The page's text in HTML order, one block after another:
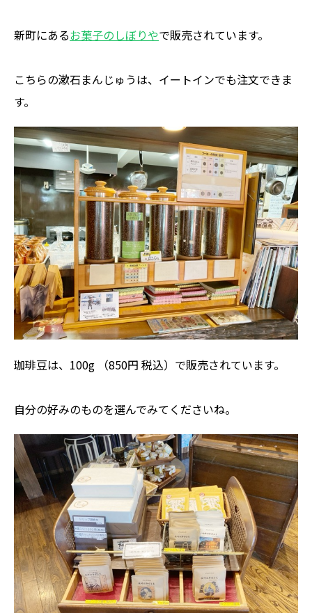
新町にあるお菓子のしぼりやで販売されています。
こちらの漱石まんじゅうは、イートインでも注文できま
す。
珈琲豆は、100g （850円 税込）で販売されています。
自分の好みのものを選んでみてくださいね。